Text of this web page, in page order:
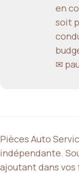
en
soit
✉
Pièces Auto
indépendante.
ajoutant dans vos